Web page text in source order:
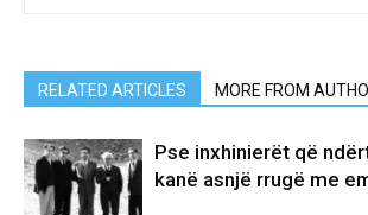
RELATED ARTICLES MORE FROM
Pse inxhinierët që
kanë asnjë rrugë me